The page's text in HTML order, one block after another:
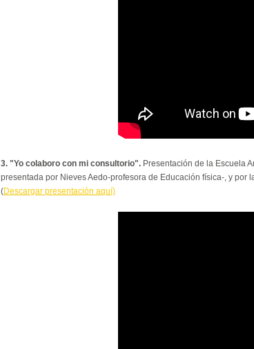
3. "Yo colaboro con mi consultorio". Presentación de la Escuela
presentada por Nieves Aedo-profesora de Educación física-, y por
(Descargar presentación aquí)